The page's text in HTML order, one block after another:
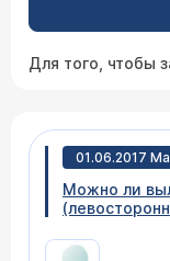
Для того, чтобы
01.06.2017
Можно ли
(левосторонний
протяжении